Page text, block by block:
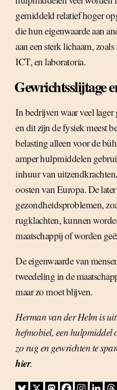
gemiddeld relatief hoger
die hun eigenwaarde aan
aan een sterk lichaam,
ICT, en laboratoria.
Gewrichtsslijtage
In bedrijven waar veel
en dit zijn de fysiek meest
belasting alleen voor de
amper hulpmiddelen
inhuur van
oosten van Europa. De
gezondheidsproblemen,
rugklachten, kunnen
maatschappij of worden
De eigenwaarde van
tweedeling in de
maar zo moet blijven.
Herman van der Helm is
hefmobiel, een hulpmiddel
zo rug en gewrichten te
hier.